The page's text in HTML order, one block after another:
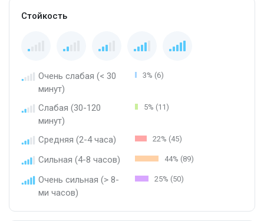
Стойкость
Очень слабая (< 30
минут)
3% (6)
Слабая (30-120
минут)
5% (11)
Средняя (2-4 часа) 22% (45)
Сильная (4-8 часов) 44% (89)
Очень сильная (> 8-
ми часов)
25% (50)